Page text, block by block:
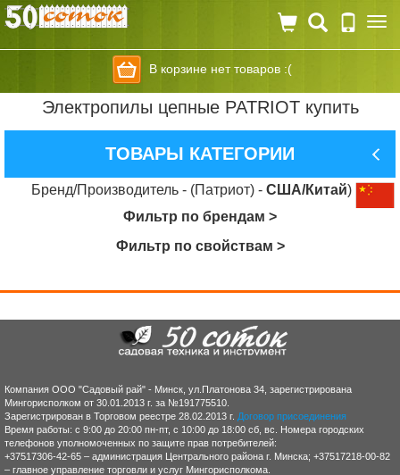
В корзине нет товаров :(
Электропилы цепные PATRIOT купить
ТОВАРЫ КАТЕГОРИИ
Бренд/Производитель - (Патриот) - США/Китай)
Фильтр по брендам >
Фильтр по свойствам >
Компания ООО "Садовый рай" - Минск, ул.Платонова 34, зарегистрирована
Мингорисполком от 30.01.2013 г. за №191775510.
Зарегистрирован в Торговом реестре 28.02.2013 г. Договор присоединения
Время работы: с 9:00 до 20:00 пн-пт, с 10:00 до 18:00 сб, вс. Номера городских
телефонов уполномоченных по защите прав потребителей:
+37517306-42-65 – администрация Центрального района г. Минска; +37517218-00-82
– главное управление торговли и услуг Мингорисполкома.